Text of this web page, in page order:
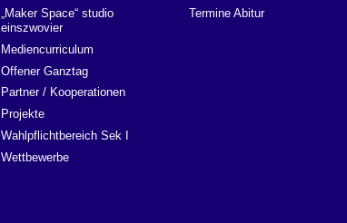
„Maker Space“ studio
einszwovier
Mediencurriculum
Offener Ganztag
Partner / Kooperationen
Projekte
Wahlpflichtbereich Sek I
Wettbewerbe
Termine Abitur